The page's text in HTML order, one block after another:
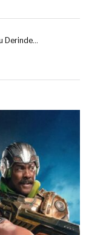
Derinde…